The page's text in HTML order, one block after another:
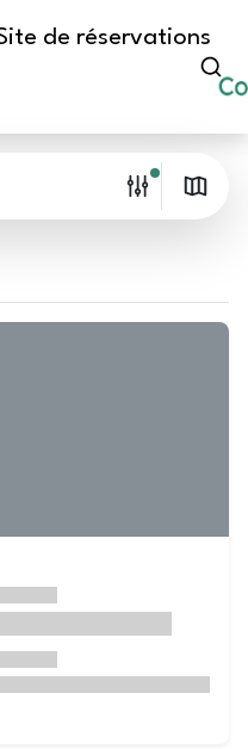
de réservations